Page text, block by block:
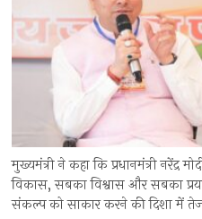
मुख्यमंत्री ने कहा कि प्रधानमंत्री
विकास, सबका विश्वास और सबका
संकल्प को साकार करने की दिशा में